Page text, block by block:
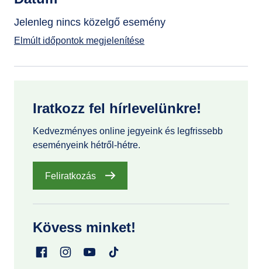
GYIK
Jelenleg nincs közelgő esemény
Elmúlt időpontok megjelenítése
Iratkozz fel hírlevelünkre!
Kedvezményes online jegyeink és legfrissebb
eseményeink hétről-hétre.
Feliratkozás
Kövess minket!